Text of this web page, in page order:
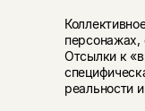
персонажах,
Отсылки к
реальности